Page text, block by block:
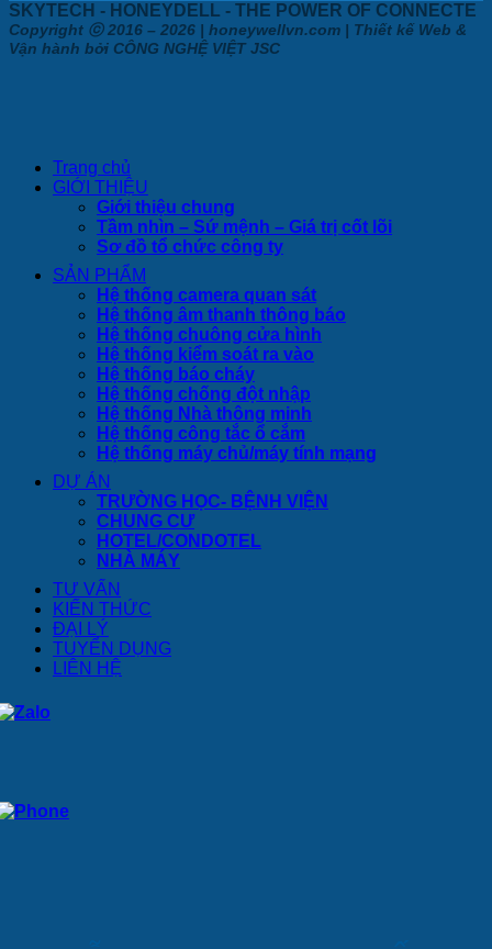
SKYTECH - HONEYDELL - THE POWER OF CONNECTE
Copyright ⓒ 2016 – 2026 | honeywellvn.com | Thiết kế Web &
Vận hành bởi CÔNG NGHỆ VIỆT JSC
Trang chủ
GIỚI THIỆU
Giới thiệu chung
Tầm nhìn – Sứ mệnh – Giá trị cốt lõi
Sơ đồ tổ chức công ty
SẢN PHẨM
Hệ thống camera quan sát
Hệ thống âm thanh thông báo
Hệ thống chuông cửa hình
Hệ thống kiểm soát ra vào
Hệ thống báo cháy
Hệ thống chống đột nhập
Hệ thống Nhà thông minh
Hệ thống công tắc ổ cắm
Hệ thống máy chủ/máy tính mạng
DỰ ÁN
TRƯỜNG HỌC- BỆNH VIỆN
CHUNG CƯ
HOTEL/CONDOTEL
NHÀ MÁY
TƯ VẤN
KIẾN THỨC
ĐẠI LÝ
TUYỂN DỤNG
LIÊN HỆ